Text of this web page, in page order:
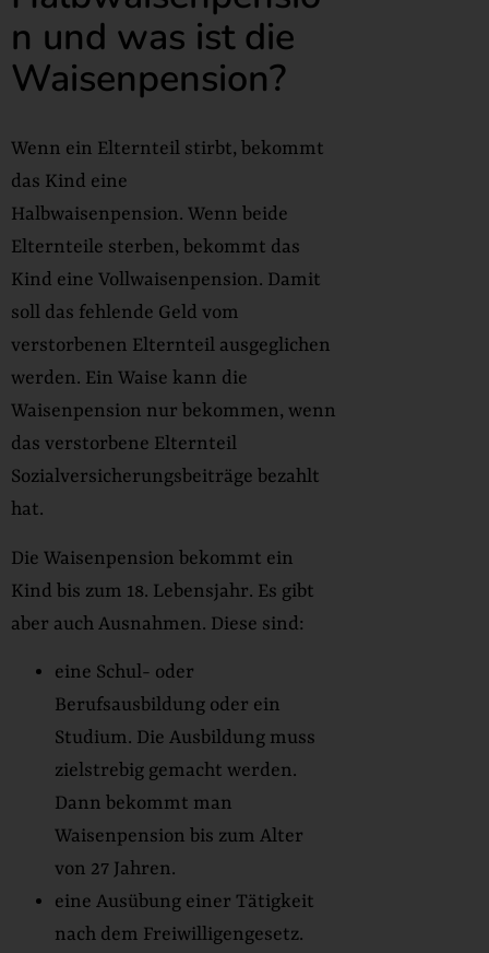
n und was ist die
Waisenpension?
Wenn ein Elternteil stirbt, bekommt
das Kind eine
Halbwaisenpension. Wenn beide
Elternteile sterben, bekommt das
Kind eine Vollwaisenpension. Damit
soll das fehlende Geld vom
verstorbenen Elternteil ausgeglichen
werden. Ein Waise kann die
Waisenpension nur bekommen, wenn
das verstorbene Elternteil
Sozialversicherungsbeiträge bezahlt
hat.
Die Waisenpension bekommt ein
Kind bis zum 18. Lebensjahr. Es gibt
aber auch Ausnahmen. Diese sind:
eine Schul- oder
Berufsausbildung oder ein
Studium. Die Ausbildung muss
zielstrebig gemacht werden.
Dann bekommt man
Waisenpension bis zum Alter
von 27 Jahren.
eine Ausübung einer Tätigkeit
nach dem Freiwilligengesetz.